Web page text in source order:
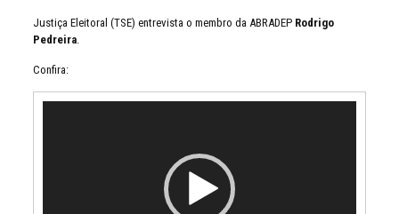
Justiça Eleitoral (TSE) entrevista o membro da ABRADEP Rodrigo
Pedreira.
Confira: